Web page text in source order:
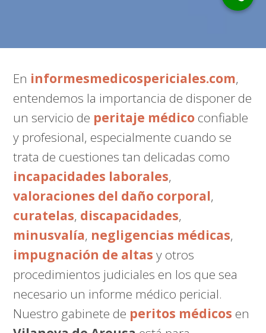
En informesmedicospericiales.com,
entendemos la importancia de disponer de
un servicio de peritaje médico confiable
y profesional, especialmente cuando se
trata de cuestiones tan delicadas como
incapacidades laborales,
valoraciones del daño corporal,
curatelas, discapacidades,
minusvalía, negligencias médicas,
impugnación de altas y otros
procedimientos judiciales en los que sea
necesario un informe médico pericial.
Nuestro gabinete de peritos médicos en